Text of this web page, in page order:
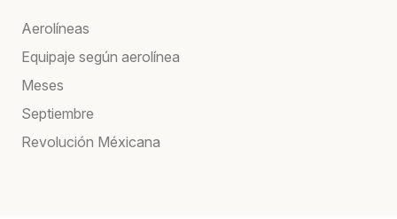
Aerolíneas
Equipaje según aerolínea
Meses
Septiembre
Revolución Méxicana